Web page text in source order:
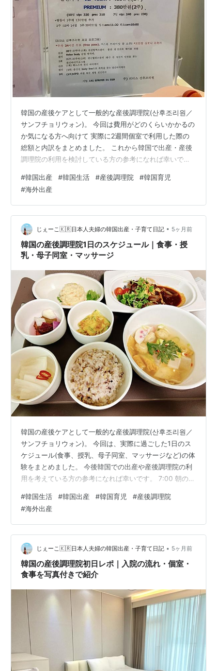
韓国の産後ケアとして一般的な産後調理院(산후조리원／
サンフチョリウォン)。 今回は費用がどのくらいかかるの
か気になる方へ向けて 実際に2週間個室で利用した際の
総額と内訳をまとめました。 これから韓国で出産・産後
調理院の利用を検討している方の参考になれば幸いで
いたもの 追加料金について 韓国の産後調理院の費用相場
はいくら？ 日本との違い まとめ 今回かかった総額 産後
調理院2週間の滞在で支払った費用は 374万ウォン(約40
万円／2週間・個室) でした。 費用の内訳 ・基本料金：
370万ウォン ・追加料金：4万ウォン (夫の食事代) 合
計：3…
#韓国出産 #韓国生活 #産後調理院 #韓国育児
#海外出産
じぇーこ🇰🇷日本人夫婦の韓国出産・子育て日記 • 5ヶ月前
韓国の産後調理院1日のスケジュール｜食事・授
乳・母子同室・マッサージ
韓国の産後ケアとして一般的な産後調理院(산후조리원／
サンフチョリウォン)。 今回は、実際に過ごした1日のス
ケジュール(食事、授乳、母子同室、マッサージなど)の体
験をまとめました。 今後韓国での出産や産後調理院の利
用を考えている方の参考になれば幸いです。 7:00 朝の授
母乳マッサージ 11:30 赤ちゃんの日報報告 12:00 授乳
12:30 昼食 14:00 レクリエーション 15:00 おやつ 16:00
授乳 17:30 夕食 18:30〜20:00 母子同室 19:00 おやつ
隙間時間は何をしていた…
#韓国生活 #韓国出産 #韓国育児 #産後調理院
#海外出産
じぇーこ🇰🇷日本人夫婦の韓国出産・子育て日記 • 5ヶ月前
韓国の産後調理院初日レポ｜入院の流れ・個室・
食事を写真付きで紹介